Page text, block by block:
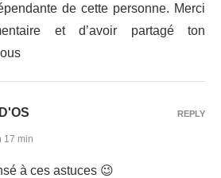
de cette personne. Merci
et d’avoir partagé ton
17 min
à ces astuces 😉
REPLY